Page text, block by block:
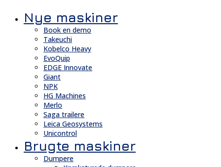
Nye maskiner
Book en demo
Takeuchi
Kobelco Heavy
EvoQuip
EDGE Innovate
Giant
NPK
HG Machines
Merlo
Saga trailere
Leica Geosystems
Unicontrol
Brugte maskiner
Dumpere